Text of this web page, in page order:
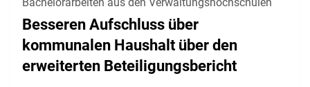
Besseren Aufschluss über
kommunalen Haushalt über den
erweiterten Beteiligungsbericht